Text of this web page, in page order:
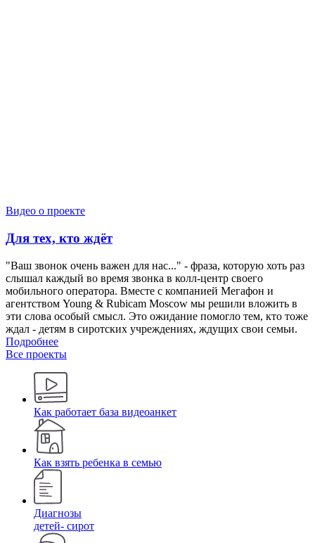
Видео о проекте
Для тех, кто ждёт
"Ваш звонок очень важен для нас..." - фраза, которую хоть раз
слышал каждый во время звонка в колл-центр своего
мобильного оператора. Вместе с компанией Мегафон и
агентством Young & Rubicam Moscow мы решили вложить в
эти слова особый смысл. Это ожидание помогло тем, кто тоже
ждал - детям в сиротских учреждениях, ждущих свои семьи.
Подробнее
Все проекты
Как работает база видеоанкет
Как взять ребенка в семью
Диагнозы
детей- сирот